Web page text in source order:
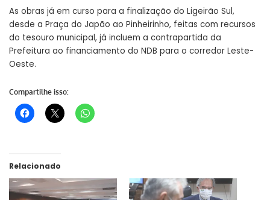
As obras já em curso para a finalização do Ligeirão Sul,
desde a Praça do Japão ao Pinheirinho, feitas com recursos
do tesouro municipal, já incluem a contrapartida da
Prefeitura ao financiamento do NDB para o corredor Leste-
Oeste.
Compartilhe isso:
Relacionado